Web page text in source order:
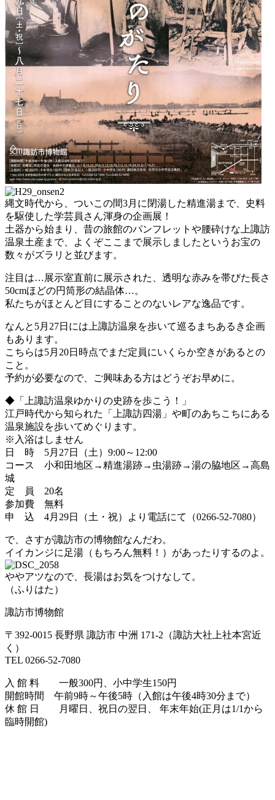
縄文時代から、ついこの間3月に閉湯した精進湯まで、史料
を駆使した学芸員さん渾身の企画展！
土器から始まり、昔の旅館のパンフレットや腰砕けな上諏訪
温泉土産まで、よくぞここまで展示しましたというお宝の
数々がズラリと並びます。
注目は…展示室直前に展示された、透明な赤みを帯びた長さ
50cmほどの円筒形の結晶体…。
私たちがほとんど目にすることのないレアな逸品です。
なんと5月27日には上諏訪温泉を歩いて巡るまちあるき企画
もあります。
こちらは5月20日時点でまだ定員にいくらか空きがあるとの
こと。
予約が必要なので、ご興味ある方はどうぞお早めに。
◆「上諏訪温泉ゆかりの史跡を歩こう！」
江戸時代から知られた「上諏訪四湯」や町のあちこちにある
温泉施設を歩いてめぐります。
※入浴はしません
日 時 5月27日（土）9:00～12:00
コース 小和田地区→精進湯跡→虫湯跡→湯の脇地区→高島
城
定 員 20名
参加費 無料
申 込 4月29日（土・祝）より電話にて（0266-52-7080）
で、さすが諏訪市の博物館なんだわ。
イイカンジに足湯（もちろん無料！）があったりするのよ。
ややアツなので、長湯はお気をつけなして。
（ふりはた）
諏訪市博物館
〒392-0015 長野県 諏訪市 中洲 171-2 （諏訪大社上社本宮近
く）
TEL 0266-52-7080
入 館 料 一般300円、小中学生150円
開館時間
午前9時～午後5時（入館は午後4時30分まで）
休 館 日
月曜日、祝日の翌日、 年末年始(正月は1/1から
臨時開館)